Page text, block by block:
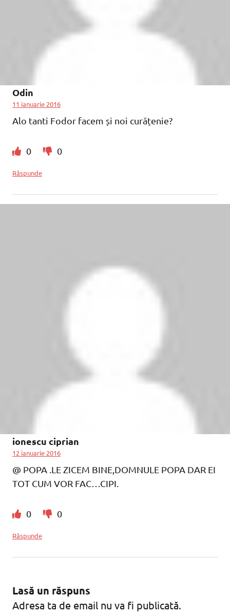
Odin
11 ianuarie 2016
Alo tanti Fodor facem și noi curățenie?
0 0
Răspunde
ionescu ciprian
12 ianuarie 2016
@ POPA .LE ZICEM BINE,DOMNULE POPA DAR EI
TOT CUM VOR FAC…CIPI.
0 0
Răspunde
Lasă un răspuns
Adresa ta de email nu va fi publicată.